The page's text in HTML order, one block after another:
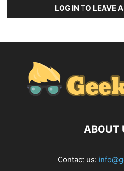
LOG IN TO LEAVE
ABOUT
Contact us: